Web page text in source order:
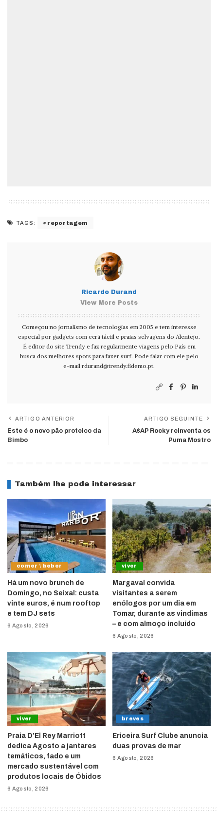
TAGS: reportagem
Ricardo Durand
View More Posts
Começou no jornalismo de tecnologias em 2005 e tem interesse
especial por gadgets com ecrã táctil e praias selvagens do Alentejo.
É editor do site Trendy e faz regularmente viagens pelo País em
busca dos melhores spots para fazer surf. Pode falar com ele pelo
e-mail rdurand@trendy.fidemo.pt.
ARTIGO ANTERIOR
Este é o novo pão proteico da
Bimbo
ARTIGO SEGUINTE
A$AP Rocky reinventa os
Puma Mostro
Também lhe pode interessar
comer \ beber
Há um novo brunch de
Domingo, no Seixal: custa
vinte euros, é num rooftop
e tem DJ sets
6 Agosto, 2026
viver
Margaval convida
visitantes a serem
enólogos por um dia em
Tomar, durante as vindimas
– e com almoço incluído
6 Agosto, 2026
viver
Praia D’El Rey Marriott
dedica Agosto a jantares
temáticos, fado e um
mercado sustentável com
produtos locais de Óbidos
6 Agosto, 2026
breves
Ericeira Surf Clube anuncia
duas provas de mar
6 Agosto, 2026